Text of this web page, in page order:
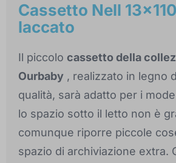
Cassetto Nell
laccato
Il piccolo cassetto della
Ourbaby , realizzato in legno
qualità, sarà adatto per i
lo spazio sotto il letto non è
comunque riporre piccole
spazio di archiviazione extra.